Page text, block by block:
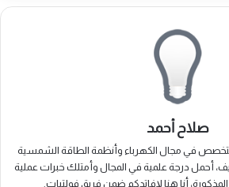
صلاح أحمد
في مجال الكهرباء وأنظمة الطاقة الشمسية
أحمل درجة علمية في المجال وأمتلك خبرات عملية
أنا هنا لإفاتدكم ضمن فريق فولتيات.